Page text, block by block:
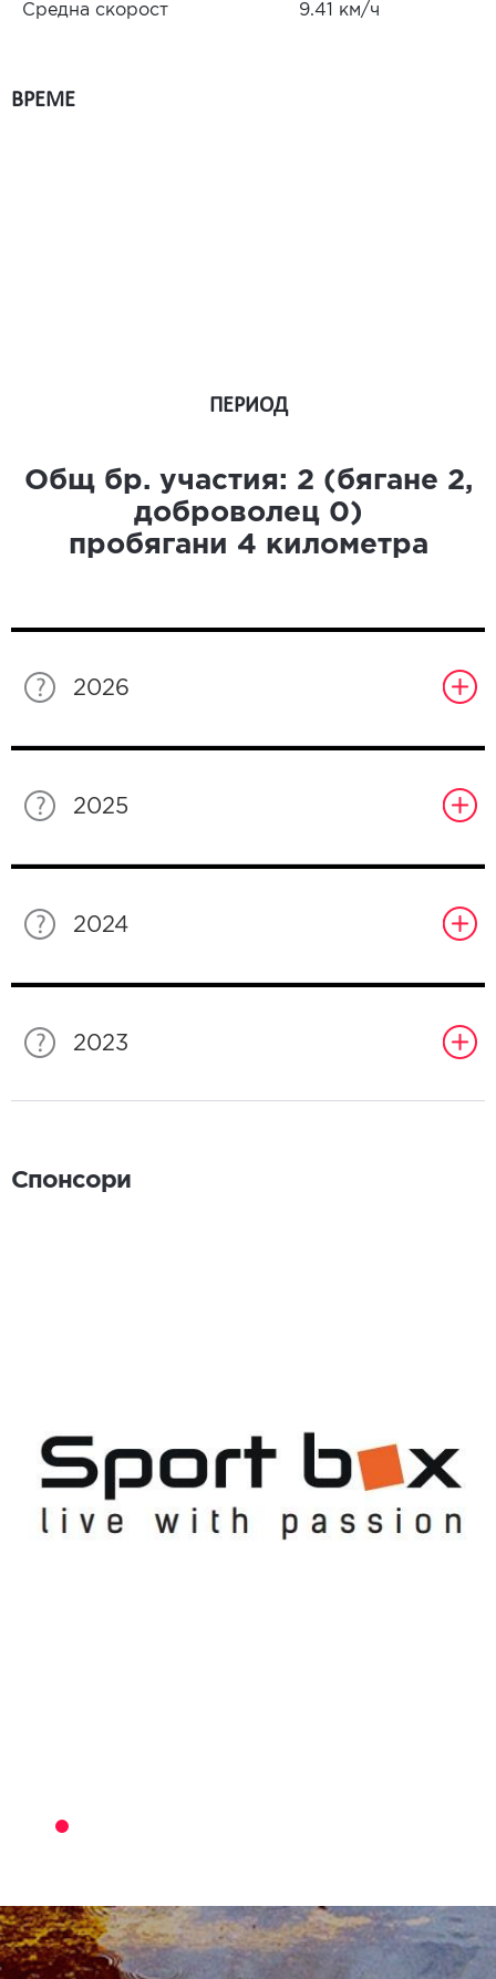
Средна скорост 9.41 км/ч
ВРЕМЕ
ПЕРИОД
Общ бр. участия: 2 (бягане 2,
доброволец 0)
пробягани 4 километра
2026
2025
2024
2023
Спонсори
5KM
RUN
в